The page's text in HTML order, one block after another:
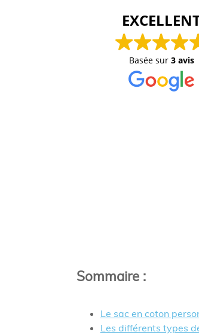
Basée sur 3 avis
Sommaire:
Le sac en coton
Les différents types